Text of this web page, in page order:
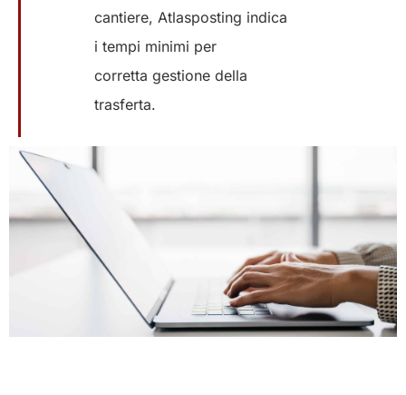
cantiere, Atlasposting indica
i tempi minimi per
corretta gestione della
trasferta.